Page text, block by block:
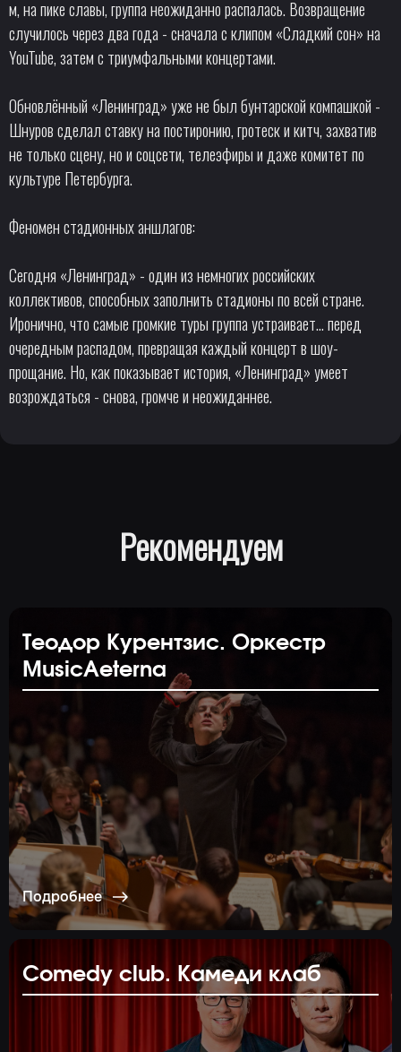
м, на пике славы, группа неожиданно распалась. Возвращение
случилось через два года - сначала с клипом «Сладкий сон» на
YouTube, затем с триумфальными концертами.
Обновлённый «Ленинград» уже не был бунтарской компашкой -
Шнуров сделал ставку на постиронию, гротеск и китч, захватив
не только сцену, но и соцсети, телеэфиры и даже комитет по
культуре Петербурга.
Феномен стадионных аншлагов:
Сегодня «Ленинград» - один из немногих российских
коллективов, способных заполнить стадионы по всей стране.
Иронично, что самые громкие туры группа устраивает... перед
очередным распадом, превращая каждый концерт в шоу-
прощание. Но, как показывает история, «Ленинград» умеет
возрождаться - снова, громче и неожиданнее.
Рекомендуем
Теодор Курентзис. Оркестр
MusicAeterna
Подробнее
Comedy club. Камеди клаб